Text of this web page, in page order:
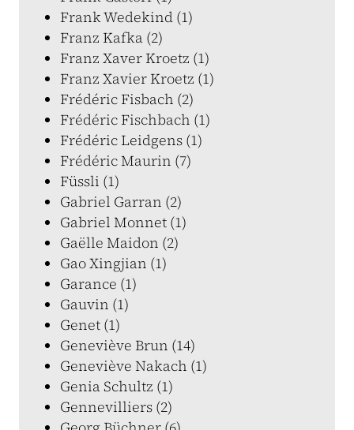
Frank Wedekind (1)
Franz Kafka (2)
Franz Xaver Kroetz (1)
Franz Xavier Kroetz (1)
Frédéric Fisbach (2)
Frédéric Fischbach (1)
Frédéric Leidgens (1)
Frédéric Maurin (7)
Füssli (1)
Gabriel Garran (2)
Gabriel Monnet (1)
Gaëlle Maidon (2)
Gao Xingjian (1)
Garance (1)
Gauvin (1)
Genet (1)
Geneviève Brun (14)
Geneviève Nakach (1)
Genia Schultz (1)
Gennevilliers (2)